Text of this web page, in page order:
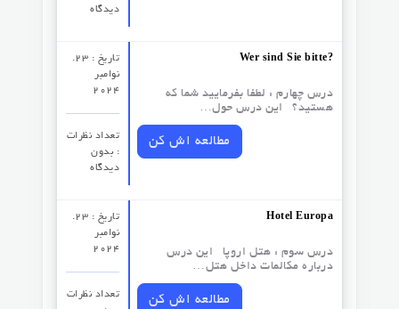
دیدگاه
تاریخ : 23.
نوامبر
2024
تعداد نظرات‌
: بدون
دیدگاه
Wer sind Sie bitte?
درس چهارم : لطفا بفرمایید شما که
هستید؟ این درس حول…
مطالعه اش کن
تاریخ : 23.
نوامبر
2024
تعداد نظرات‌
Hotel Europa
درس سوم :‌ هتل اروپا این درس
درباره مکالمات داخل هتل…
مطالعه اش کن